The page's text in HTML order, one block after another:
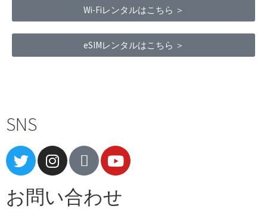
Wi-Fiレンタルはこちら ＞
eSIMレンタルはこちら ＞
SNS
お問い合わせ